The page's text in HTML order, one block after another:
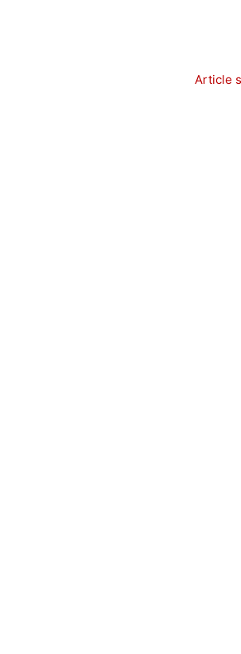
Article